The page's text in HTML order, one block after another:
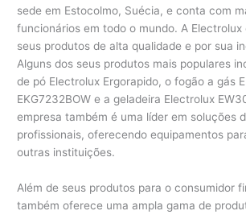
sede em Estocolmo, Suécia, e conta com
funcionários em todo o mundo. A
seus produtos de alta qualidade e por sua
Alguns dos seus produtos mais populares
de pó Electrolux Ergorapido, o fogão a gás
EKG7232BOW e a geladeira Electrolux
empresa também é uma líder em soluções
profissionais, oferecendo equipamentos
outras instituições.
Além de seus produtos para o consumidor
também oferece uma ampla gama de